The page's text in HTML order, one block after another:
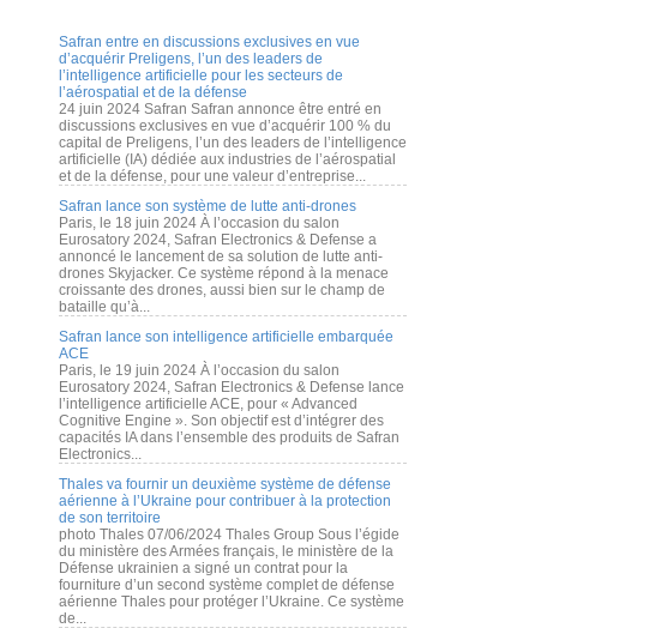
Safran entre en discussions exclusives en vue
d’acquérir Preligens, l’un des leaders de
l’intelligence artificielle pour les secteurs de
l’aérospatial et de la défense
24 juin 2024 Safran Safran annonce être entré en
discussions exclusives en vue d’acquérir 100 % du
capital de Preligens, l’un des leaders de l’intelligence
artificielle (IA) dédiée aux industries de l’aérospatial
et de la défense, pour une valeur d’entreprise...
Safran lance son système de lutte anti-drones
Paris, le 18 juin 2024 À l’occasion du salon
Eurosatory 2024, Safran Electronics & Defense a
annoncé le lancement de sa solution de lutte anti-
drones Skyjacker. Ce système répond à la menace
croissante des drones, aussi bien sur le champ de
bataille qu’à...
Safran lance son intelligence artificielle embarquée
ACE
Paris, le 19 juin 2024 À l’occasion du salon
Eurosatory 2024, Safran Electronics & Defense lance
l’intelligence artificielle ACE, pour « Advanced
Cognitive Engine ». Son objectif est d’intégrer des
capacités IA dans l’ensemble des produits de Safran
Electronics...
Thales va fournir un deuxième système de défense
aérienne à l’Ukraine pour contribuer à la protection
de son territoire
photo Thales 07/06/2024 Thales Group Sous l’égide
du ministère des Armées français, le ministère de la
Défense ukrainien a signé un contrat pour la
fourniture d’un second système complet de défense
aérienne Thales pour protéger l’Ukraine. Ce système
de...